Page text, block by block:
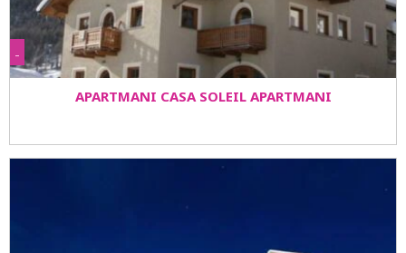
-
APARTMANI CASA SOLEIL APARTMANI